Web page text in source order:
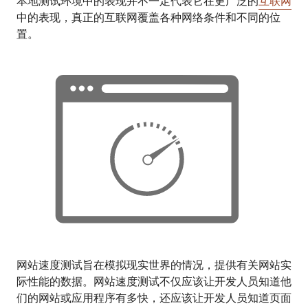
中的表现，真正的互联网覆盖各种网络条件和不同的位
置。
网站速度测试旨在模拟现实世界的情况，提供有关网站实
际性能的数据。网站速度测试不仅应该让开发人员知道他
们的网站或应用程序有多快，还应该让开发人员知道页面